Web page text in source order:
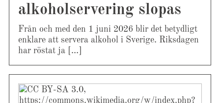
alkoholservering slopas
Från och med den 1 juni 2026 blir det betydligt
enklare att servera alkohol i Sverige. Riksdagen
har röstat ja […]